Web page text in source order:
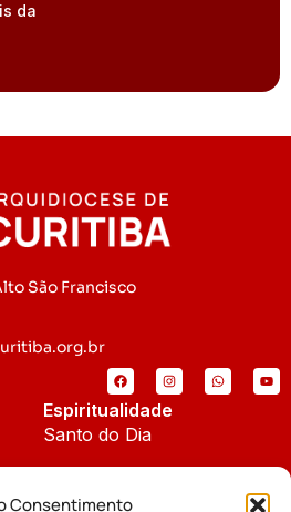
Consentimento
da
São Francisco
Espiritualidade
Santo do Dia